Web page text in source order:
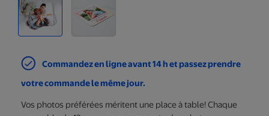
Commandez en ligne avant 14 h et passez prendre
votre commande le même jour.
Vos photos préférées méritent une place à table! Chaque